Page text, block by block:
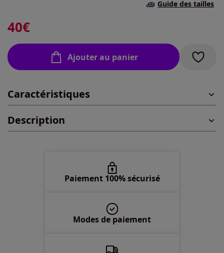
En stock
46 -En stock
48 -En stock
Guide des tailles
40€
Ajouter au panier
Caractéristiques
Description
Paiement 100% sécurisé
Modes de paiement